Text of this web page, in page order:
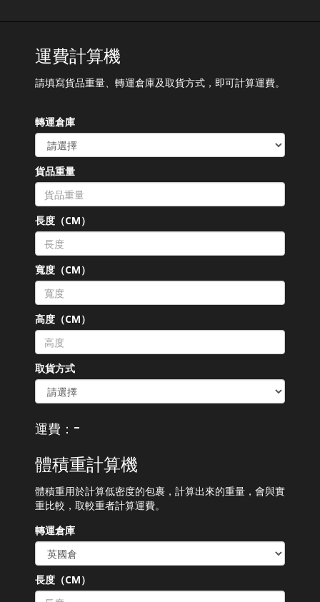
運費計算機
請填寫貨品重量、轉運倉庫及取貨方式，即可計算運費。
轉運倉庫
貨品重量
長度（CM）
寬度（CM）
高度（CM）
取貨方式
運費： -
體積重計算機
體積重用於計算低密度的包裹，計算出來的重量，會與實
重比較，取較重者計算運費。
轉運倉庫
長度（CM）